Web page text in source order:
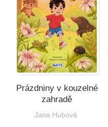
Prázdniny v kouzelné
zahradě
Jana Hubová